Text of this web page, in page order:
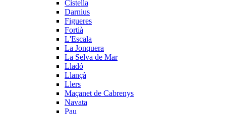
Cistella
Darnius
Figueres
Fortià
L'Escala
La Jonquera
La Selva de Mar
Lladó
Llançà
Llers
Maçanet de Cabrenys
Navata
Pau